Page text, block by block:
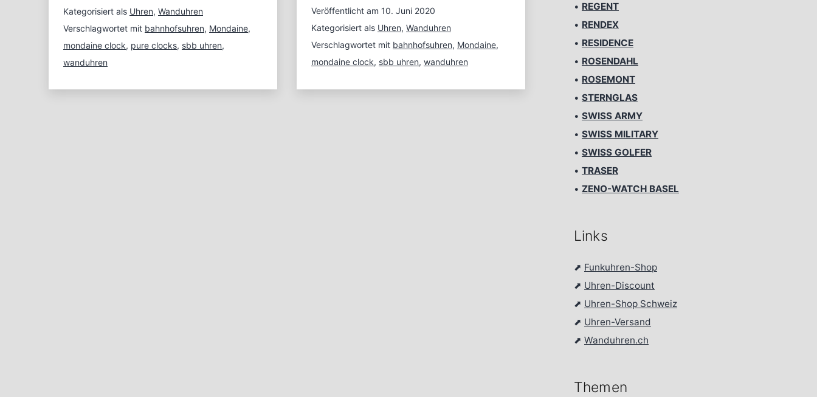
Kategorisiert als Uhren, Wanduhren
Verschlagwortet mit bahnhofsuhren, Mondaine,
mondaine clock, pure clocks, sbb uhren,
wanduhren
Veröffentlicht am 10. Juni 2020
Kategorisiert als Uhren, Wanduhren
Verschlagwortet mit bahnhofsuhren, Mondaine,
mondaine clock, sbb uhren, wanduhren
• REGENT
• RENDEX
• RESIDENCE
• ROSENDAHL
• ROSEMONT
• STERNGLAS
• SWISS ARMY
• SWISS MILITARY
• SWISS GOLFER
• TRASER
• ZENO-WATCH BASEL
Links
⬈ Funkuhren-Shop
⬈ Uhren-Discount
⬈ Uhren-Shop Schweiz
⬈ Uhren-Versand
⬈ Wanduhren.ch
Themen